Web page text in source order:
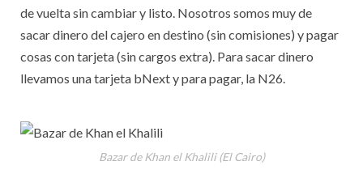
de vuelta sin cambiar y listo. Nosotros somos muy de
sacar dinero del cajero en destino (sin comisiones) y pagar
cosas con tarjeta (sin cargos extra). Para sacar dinero
llevamos una tarjeta bNext y para pagar, la N26.
Bazar de Khan el Khalili (El Cairo)